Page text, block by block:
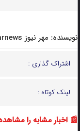
نویسنده: مهر نیوز mehrnews
اشتراک گذاری :
لینک کوتاه :
📰 اخبار مشابه را